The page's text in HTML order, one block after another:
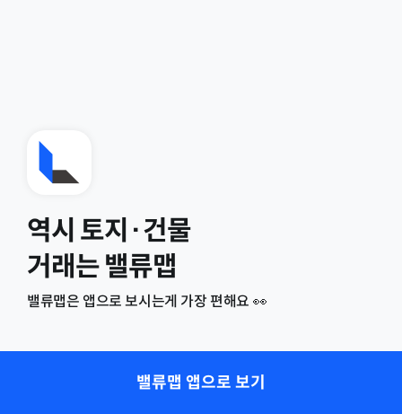
역시 토지·건물
거래는 밸류맵
밸류맵은 앱으로 보시는게 가장 편해요 👀
밸류맵 앱으로 보기